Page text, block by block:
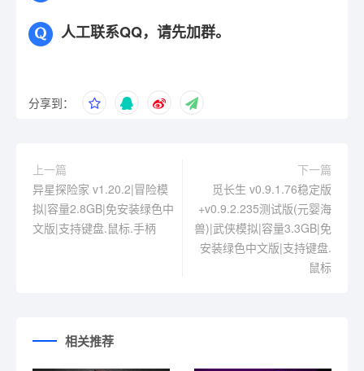
人工联系QQ，请先加群。
分享到：
上一篇
异星探险家 v1.20.2|冒险模
拟|容量2.8GB|免安装绿色中
文版|支持键盘.鼠标.手柄
下一篇
觅长生 v0.9.1.76稳定版
+v0.9.2.235测试版(元婴海
兽)|武侠模拟|容量3.3GB|免
安装绿色中文版|支持键盘.
鼠标
相关推荐